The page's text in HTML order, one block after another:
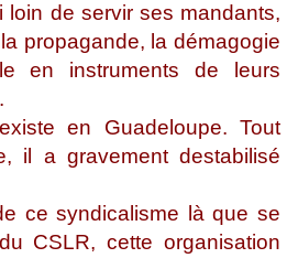
loin de servir ses mandants,
propagande, la démagogie
en instruments de leurs
en Guadeloupe. Tout
il a gravement destabilisé
ce syndicalisme là que se
CSLR, cette organisation